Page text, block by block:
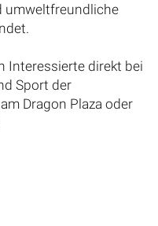
umweltfreundliche
Interessierte direkt bei
Sport der
Dragon Plaza oder